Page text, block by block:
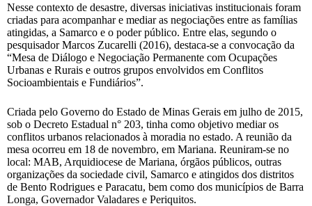
Nesse contexto de desastre, diversas iniciativas institucionais foram
criadas para acompanhar e mediar as negociações entre as famílias
atingidas, a Samarco e o poder público. Entre elas, segundo o
pesquisador Marcos Zucarelli (2016), destaca-se a convocação da
“Mesa de Diálogo e Negociação Permanente com Ocupações
Urbanas e Rurais e outros grupos envolvidos em Conflitos
Socioambientais e Fundiários”.
Criada pelo Governo do Estado de Minas Gerais em julho de 2015,
sob o Decreto Estadual n° 203, tinha como objetivo mediar os
conflitos urbanos relacionados à moradia no estado. A reunião da
mesa ocorreu em 18 de novembro, em Mariana. Reuniram-se no
local: MAB, Arquidiocese de Mariana, órgãos públicos, outras
organizações da sociedade civil, Samarco e atingidos dos distritos
de Bento Rodrigues e Paracatu, bem como dos municípios de Barra
Longa, Governador Valadares e Periquitos.